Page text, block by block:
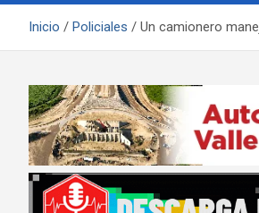
Inicio Policiales Un camionero